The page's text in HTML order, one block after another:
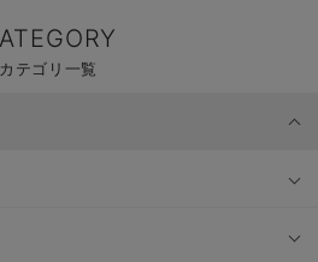
カテゴリ一覧